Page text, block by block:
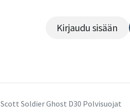
Kirjaudu sisään
Scott Soldier Ghost D30 Polvisuojat